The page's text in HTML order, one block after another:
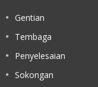
Gentian
Tembaga
Penyelesaian
Sokongan